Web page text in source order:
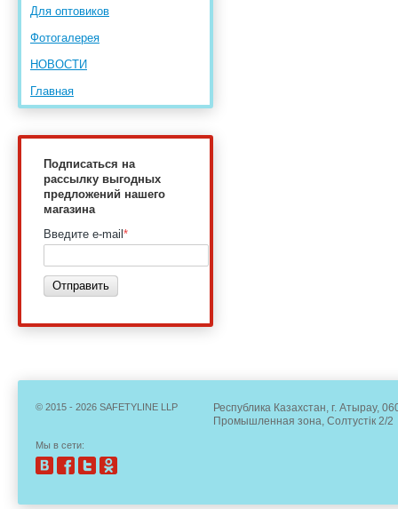
Для оптовиков
Фотогалерея
НОВОСТИ
Главная
Подписаться на
рассылку выгодных
предложений нашего
магазина
Введите e-mail *
Отправить
© 2015 - 2026 SAFETYLINE LLP
Мы в сети:
Республика Казахстан, г. Атырау,
Промышленная зона, Солтустік 2/2